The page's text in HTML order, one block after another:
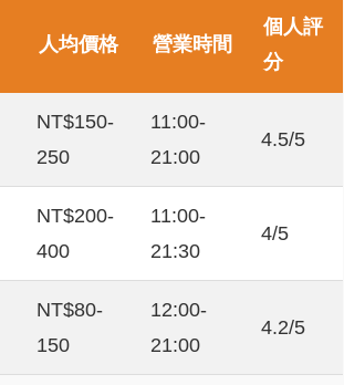
人均價格 營業時間
個人評
分
NT$150-
250
11:00-
21:00
4.5/5
NT$200-
400
11:00-
21:30
4/5
NT$80-
150
12:00-
21:00
4.2/5